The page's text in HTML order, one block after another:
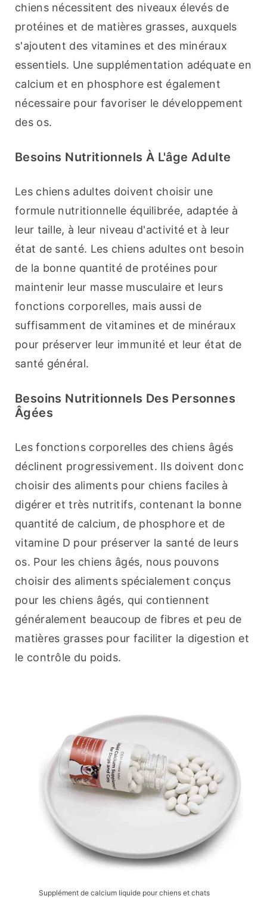
chiens nécessitent des niveaux élevés de
protéines et de matières grasses, auxquels
s'ajoutent des vitamines et des minéraux
essentiels. Une supplémentation adéquate en
calcium et en phosphore est également
nécessaire pour favoriser le développement
des os.
Besoins Nutritionnels À L'âge Adulte
Les chiens adultes doivent choisir une
formule nutritionnelle équilibrée, adaptée à
leur taille, à leur niveau d'activité et à leur
état de santé. Les chiens adultes ont besoin
de la bonne quantité de protéines pour
maintenir leur masse musculaire et leurs
fonctions corporelles, mais aussi de
suffisamment de vitamines et de minéraux
pour préserver leur immunité et leur état de
santé général.
Besoins Nutritionnels Des Personnes
Âgées
Les fonctions corporelles des chiens âgés
déclinent progressivement. Ils doivent donc
choisir des aliments pour chiens faciles à
digérer et très nutritifs, contenant la bonne
quantité de calcium, de phosphore et de
vitamine D pour préserver la santé de leurs
os. Pour les chiens âgés, nous pouvons
choisir des aliments spécialement conçus
pour les chiens âgés, qui contiennent
généralement beaucoup de fibres et peu de
matières grasses pour faciliter la digestion et
le contrôle du poids.
Supplément de calcium liquide pour chiens et chats